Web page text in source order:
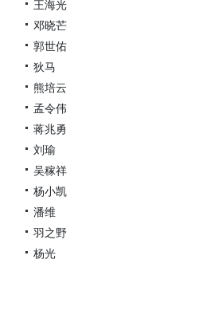
王海光
邓晓芒
郭世佑
狄马
熊培云
孟令伟
蒋兆勇
刘瑜
吴稼祥
杨小凯
潘维
羽之野
杨光